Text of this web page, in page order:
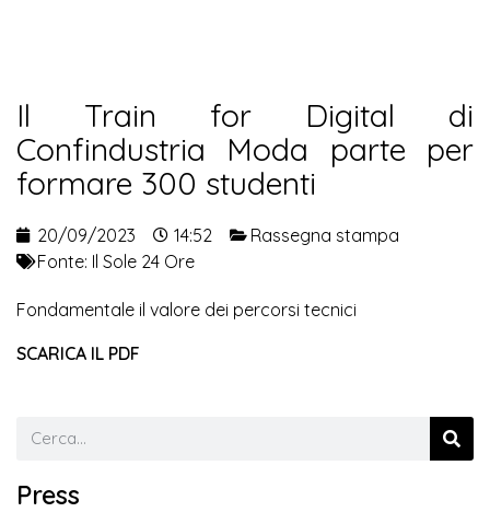
Il Train for Digital di
Confindustria Moda parte per
formare 300 studenti
20/09/2023 14:52
Rassegna stampa
Fonte: Il Sole 24 Ore
Fondamentale il valore dei percorsi tecnici
SCARICA IL PDF
Press